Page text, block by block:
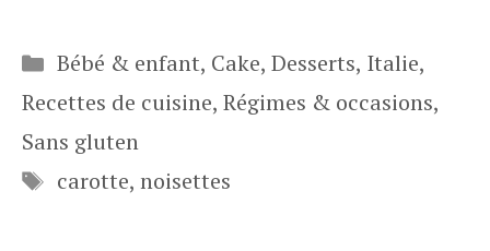
Catégories
Bébé & enfant, Cake, Desserts, Italie,
Recettes de cuisine, Régimes & occasions,
Sans gluten
Étiquettes
carotte, noisettes